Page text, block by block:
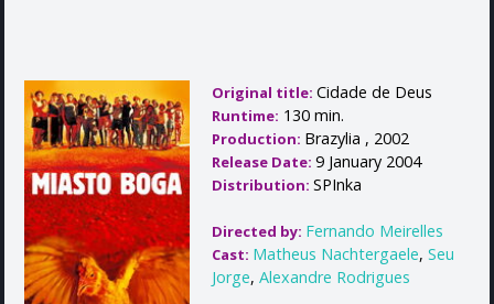
Original title: Cidade de Deus
Runtime: 130 min.
Production: Brazylia , 2002
Release Date: 9 January 2004
Distribution: SPInka
Directed by: Fernando Meirelles
Cast: Matheus Nachtergaele, Seu
Jorge, Alexandre Rodrigues